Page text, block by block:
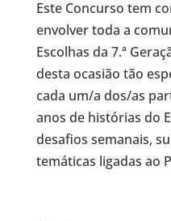
Este Concurso tem
envolver toda a
Escolhas da 7.ª
desta ocasião tão
cada um/a dos/as
anos de histórias do
desafios semanais,
temáticas ligadas ao